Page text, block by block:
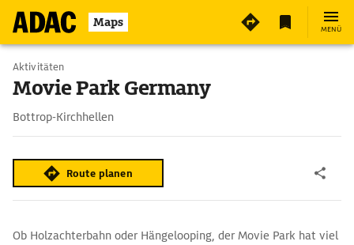
Maps MENÜ
Aktivitäten
Movie Park Germany
Bottrop-Kirchhellen
Route planen
Ob Holzachterbahn oder Hängelooping, der Movie Park hat viel